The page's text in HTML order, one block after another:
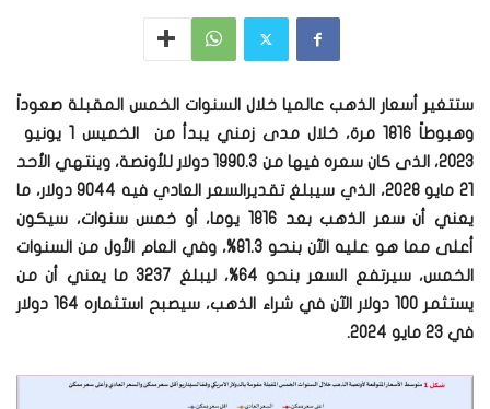
ستتغير أسعار الذهب عالميا خلال السنوات الخمس المقبلة صعوداً
وهبوطاً 1816 مرة، خلال مدى زمني يبدأ من الخميس 1 يونيو
2023، الذى كان سعره فيها من 1990.3 دولار للأونصة، وينتهي الأحد
21 مايو 2028، الذي سيبلغ تقديرالسعر العادي فيه 9044 دولار، ما
يعني أن سعر الذهب بعد 1816 يوما، أو خمس سنوات، سيكون
أعلى مما هو عليه الآن بنحو 81.3%، وفي العام الأول من السنوات
الخمس، سيرتفع السعر بنحو 64%، ليبلغ 3237 ما يعني أن من
يستثمر 100 دولار الآن في شراء الذهب، سيصبح استثماره 164 دولار
في 23 مايو 2024.